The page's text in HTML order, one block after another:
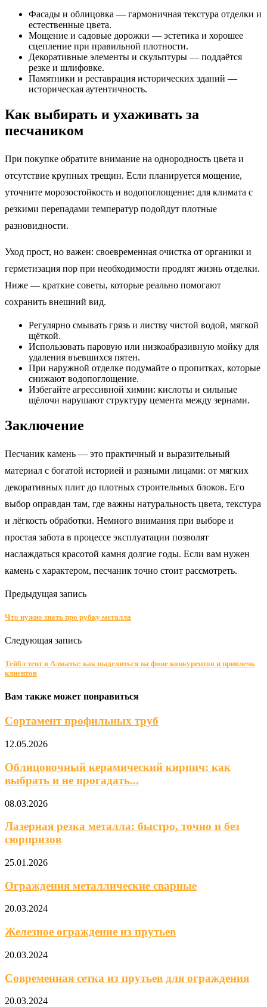
Фасады и облицовка — гармоничная текстура отделки и
естественные цвета.
Мощение и садовые дорожки — эстетика и хорошее
сцепление при правильной плотности.
Декоративные элементы и скульптуры — поддаётся
резке и шлифовке.
Памятники и реставрация исторических зданий —
историческая аутентичность.
Как выбирать и ухаживать за
песчаником
При покупке обратите внимание на однородность цвета и
отсутствие крупных трещин. Если планируется мощение,
уточните морозостойкость и водопоглощение: для климата с
резкими перепадами температур подойдут плотные
разновидности.
Уход прост, но важен: своевременная очистка от органики и
герметизация пор при необходимости продлят жизнь отделки.
Ниже — краткие советы, которые реально помогают
сохранить внешний вид.
Регулярно смывать грязь и листву чистой водой, мягкой
щёткой.
Использовать паровую или низкоабразивную мойку для
удаления въевшихся пятен.
При наружной отделке подумайте о пропитках, которые
снижают водопоглощение.
Избегайте агрессивной химии: кислоты и сильные
щёлочи нарушают структуру цемента между зернами.
Заключение
Песчаник камень — это практичный и выразительный
материал с богатой историей и разными лицами: от мягких
декоративных плит до плотных строительных блоков. Его
выбор оправдан там, где важны натуральность цвета, текстура
и лёгкость обработки. Немного внимания при выборе и
простая забота в процессе эксплуатации позволят
наслаждаться красотой камня долгие годы. Если вам нужен
камень с характером, песчаник точно стоит рассмотреть.
Предыдущая запись
Что нужно знать про рубку металла
Следующая запись
Тейбл тент в Алматы: как выделиться на фоне конкурентов и привлечь
клиентов
Вам также может понравиться
Сортамент профильных труб
12.05.2026
Облицовочный керамический кирпич: как
выбрать и не прогадать...
08.03.2026
Лазерная резка металла: быстро, точно и без
сюрпризов
25.01.2026
Ограждения металлические сварные
20.03.2024
Железное ограждение из прутьев
20.03.2024
Современная сетка из прутьев для ограждения
20.03.2024